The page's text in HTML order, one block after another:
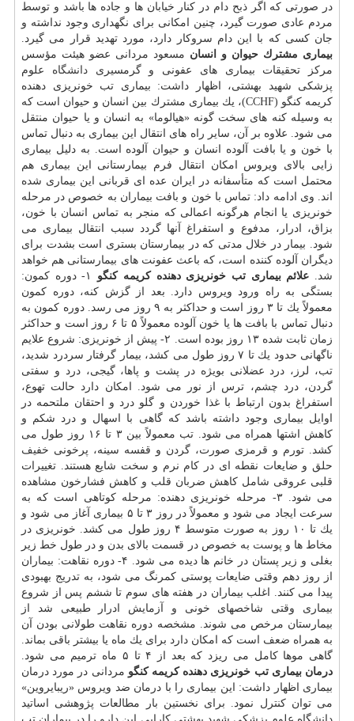
در صورتی كه اگر ذبح دام در كنار خیابان ها و جاده ها باشد و توسط
مردم عادی صورت گیرد، چنین امكانی برای نگهداری وجود نداشته و
جان كسی كه با این دام سروكار دارد، مورد تهدید قرار می گیرد.
بیماری مشترك حیوان و انسان مسعود مردانی عضو هیئت مؤسس
مركز تحقیقات بیماری های عفونی و گرمسیریدانشگاه علوم
پزشكی شهید بهشتی، اظهار داشت: بیماری تب خونریزی دهنده
كریمه كنگو (CCHF)، یك بیماری مشترك بین انسان و حیوان است كه
به وسیله كنه های سخت گونه «هیالوما» به انسان و یا حیوان منتقل
می شود. علاوه بر آن، سایر راه های انتقال این بیماری به دنبال تماس
با خون و یا بافت آلوده انسان و حیوان آلوده است. به دلیل بیماری
زایی بالای ویروس امكان انتقال فرم بیمارستانی این بیماری هم
محتمل است كه متأسفانه در ایران عده ای قربانی این بیماری شده
اند. وی ادامه داد: تماس با خون و بافت بیماران به خصوص در مرحله
خونریزی یا انجام هرگونه اعمالی كه منجر به تماس انسان با خون،
بزاق، ادرار، مدفوع و استفراغ آنها گردد سبب انتقال بیماری می
شود. بیمار در خلال مدتی كه در بیمارستان بستری است بشدت برای
دیگران آلوده كننده است، كه باعث عفونت های بیمارستانی هم خواهد
شد. علائم بیماری تب خونریزی دهنده كریمه كنگو
۱- دوره كمون:
بستگی به راه ورود ویروس دارد. بعد از گزش كنه، دوره كمون
معمولاً یك تا ۳ روز است و حداكثر به ۹ روز می رسد. دوره كمون به
دنبال تماس با بافت ها یا خون آلوده معمولاً ۵ تا ۶ روز است و حداكثر
زمان ثابت شده ۱۳ روز بوده است. ۲- پیش از خونریزی: شروع علایم
ناگهانی حدود یك تا ۷ روز طول می كشد، بیمار گرفتار سردرد شدید،
تب، لرز، درد عضلانی بویژه در پشت و پاها، گیجی، درد و سفتی
گردن، درد چشم، ترس از نور می شود. امكان دارد حالت تهوع،
استفراغ بدون ارتباط با غذا خوردن و گلو درد و احتقان ملتحمه در
اوایل بیماری وجود داشته باشد كه گاهی با اسهال و درد شكم و
كاهش اشتها همراه می شود. تب معمولاً بین ۳ تا ۱۶ روز طول می
كشد. تورم و قرمزی صورت، گردن و قفسه سینه، پرخونی خفیف
حلق و ضایعات نقطه ای در كام نرم و سخت شایع هستند. تغییرات
قلبی عروقی شامل كاهش ضربان قلب و كاهش فشارخون مشاهده
می شود. ۳- مرحله خونریزی دهنده: مرحله كوتاهی است كه به
سرعت ایجاد می شود و معمولاً در روز ۳ تا ۵ بیماری آغاز می شود و
یك تا ۱۰ روز به صورت متوسط ۴ روز طول می كشد. خونریزی در
مخاط ها و پوست به خصوص در قسمت بالای بدن و در طول خط زیر
بغلی و زیر پستان در خانم ها دیده می شود. ۴- دوره نقاهت: بیماران
از روز دهم وقتی ضایعات پوستی كمرنگ می شود، به تدریج بهبودی
پیدا می كنند. اغلب بیماران در هفته های سوم تا ششم پس از شروع
بیماری وقتی شاخصهای خونی و آزمایش ادرار طبیعی شد از
بیمارستان مرخص می شوند. مشخصه دوره نقاهت طولانی بودن آن
به همراه ضعف است كه امكان دارد برای یك ماه یا بیشتر باقی بماند.
گاهی موها كامل می ریزد كه بعد از ۴ تا ۵ ماه ترمیم می شود.
درمان بیماری تب خونریزی دهنده كریمه كنگو مردانی در مورد درمان
بیماری اظهار داشت: این بیماری را با درمان ضد ویروس «ریبایروین»
می توان كنترل نمود. برای نخستین بار مطالعات پژوهشی اساتید